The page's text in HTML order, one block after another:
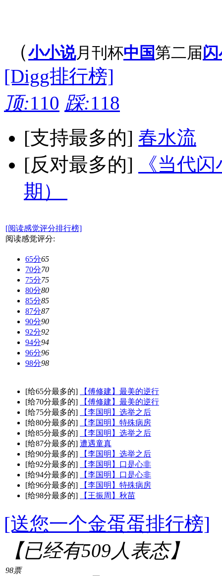
（小小说月刊杯中国第二届
[Digg排行榜]
顶:110 踩:118
[支持最多的] 春水流
[反对最多的]
《当代
期）
[阅读感觉评分排行榜]
阅读感觉评分:
65分65
70分70
75分75
80分80
85分85
87分87
90分90
92分92
94分94
96分96
98分98
[给65分最多的]
【傅修建】最美的逆行
[给70分最多的]
【傅修建】最美的逆行
[给75分最多的]
【李国明】选举之后
[给80分最多的]
【李国明】特殊病房
[给85分最多的]
【李国明】选举之后
[给87分最多的] 遭遇童真
[给90分最多的]
【李国明】选举之后
[给92分最多的]
【李国明】口是心非
[给94分最多的]
【李国明】口是心非
[给96分最多的]
【李国明】特殊病房
[给98分最多的]
【王振周】秋苗
[送您一个金蛋蛋排行榜]
【已经有509人表态】
98票